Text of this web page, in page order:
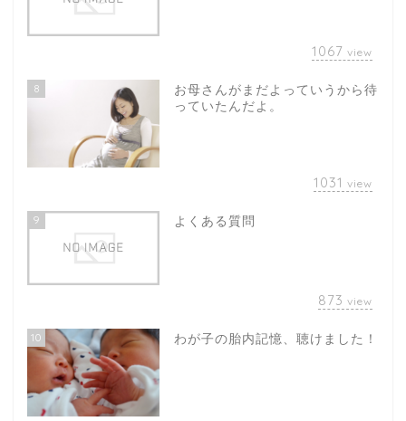
1067 view
8
お母さんがまだよっていうから待
っていたんだよ。
1031 view
9 よくある質問
873 view
10 わが子の胎内記憶、聴けました！